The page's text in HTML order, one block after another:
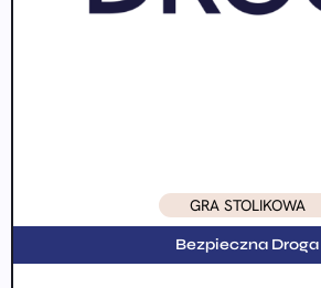
GRA STOLIKOWA
Bezpieczna Droga